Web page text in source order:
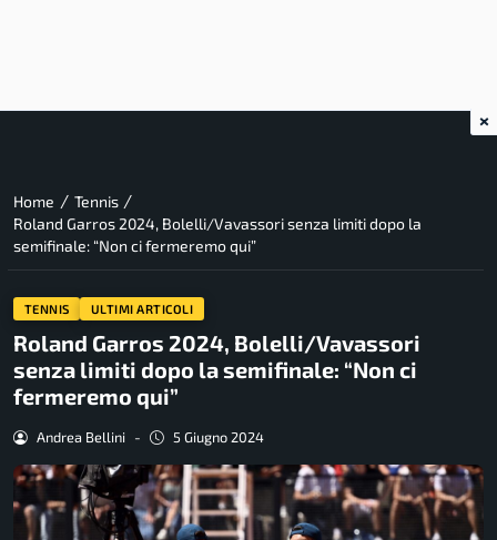
Home / Tennis /
Roland Garros 2024, Bolelli/Vavassori senza limiti dopo la
semifinale: “Non ci fermeremo qui”
TENNIS ULTIMI ARTICOLI
Roland Garros 2024, Bolelli/Vavassori
senza limiti dopo la semifinale: “Non ci
fermeremo qui”
Andrea Bellini - 5 Giugno 2024
×